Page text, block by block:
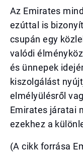
Az Emirates
ezúttal is
csupán egy
valódi
és ünnepek
kiszolgálást
elmélyülésről
Emirates járatai
ezekhez a
(A cikk forrása